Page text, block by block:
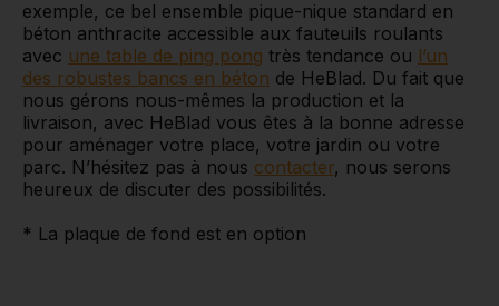
exemple, ce bel ensemble pique-nique standard en
béton anthracite accessible aux fauteuils roulants
avec une table de ping pong très tendance ou l’un
des robustes bancs en béton de HeBlad. Du fait que
nous gérons nous-mêmes la production et la
livraison, avec HeBlad vous êtes à la bonne adresse
pour aménager votre place, votre jardin ou votre
parc. N’hésitez pas à nous contacter, nous serons
heureux de discuter des possibilités.
* La plaque de fond est en option